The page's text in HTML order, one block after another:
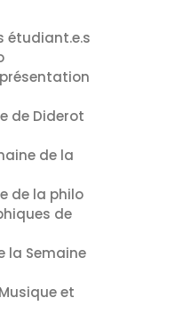
étudiant.e.s
de Diderot
de la
de la philo
de
la Semaine
et